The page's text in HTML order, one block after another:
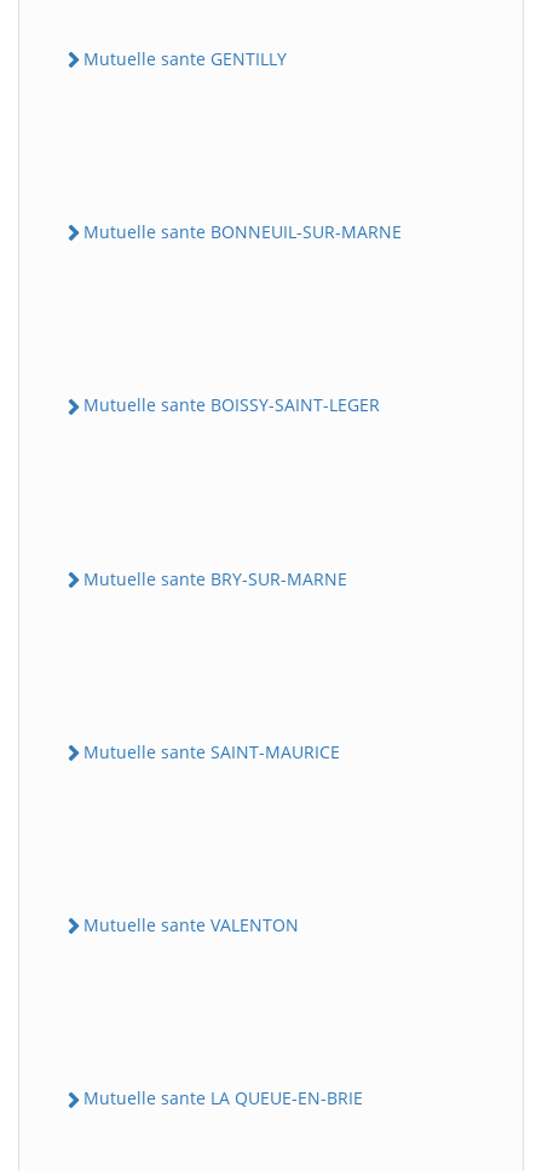
Mutuelle sante GENTILLY
Mutuelle sante BONNEUIL-SUR-MARNE
Mutuelle sante BOISSY-SAINT-LEGER
Mutuelle sante BRY-SUR-MARNE
Mutuelle sante SAINT-MAURICE
Mutuelle sante VALENTON
Mutuelle sante LA QUEUE-EN-BRIE